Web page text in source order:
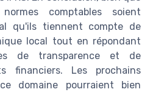
comptables soient
qu'ils tiennent compte de
local tout en répondant
de transparence et de
financiers. Les prochains
domaine pourraient bien